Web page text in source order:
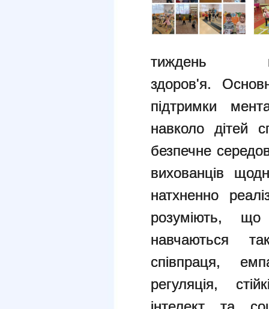
тиждень
здоров'я.
підтримки
навколо дітей
безпечне
вихованців
натхненно
розуміють,
навчаються
співпраця,
регуляція,